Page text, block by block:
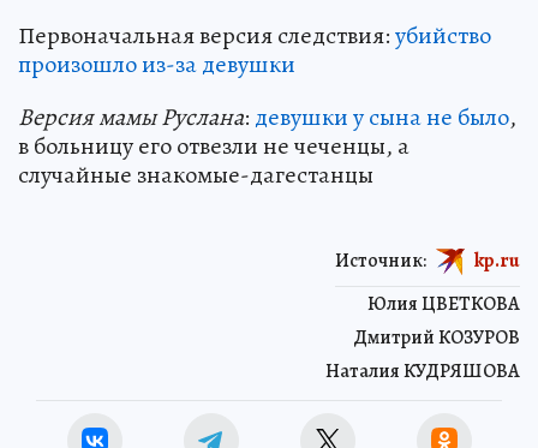
Первоначальная версия следствия:убийство
произошло из-за девушки
Версия мамы Руслана: девушки у сына не было,
в больницу его отвезли не чеченцы, а
случайные знакомые-дагестанцы
Юлия ЦВЕТКОВА
Дмитрий КОЗУРОВ
Наталия КУДРЯШОВА
Источник: kp.ru